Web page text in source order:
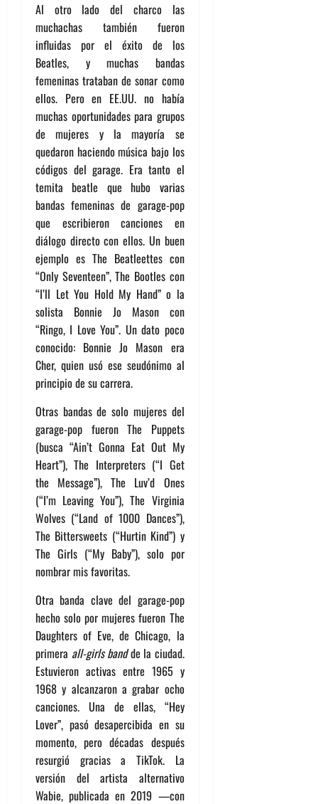
Al otro lado del charco las
muchachas también fueron
influidas por el éxito de los
Beatles, y muchas bandas
femeninas trataban de sonar como
ellos. Pero en EE.UU. no había
muchas oportunidades para grupos
de mujeres y la mayoría se
quedaron haciendo música bajo los
códigos del garage. Era tanto el
temita beatle que hubo varias
bandas femeninas de garage-pop
que escribieron canciones en
diálogo directo con ellos. Un buen
ejemplo es The Beatleettes con
“Only Seventeen”, The Bootles con
“I’ll Let You Hold My Hand” o la
solista Bonnie Jo Mason con
“Ringo, I Love You”. Un dato poco
conocido: Bonnie Jo Mason era
Cher, quien usó ese seudónimo al
principio de su carrera.
Otras bandas de solo mujeres del
garage-pop fueron The Puppets
(busca “Ain’t Gonna Eat Out My
Heart”), The Interpreters (“I Get
the Message”), The Luv’d Ones
(“I’m Leaving You”), The Virginia
Wolves (“Land of 1000 Dances”),
The Bittersweets (“Hurtin Kind”) y
The Girls (“My Baby”), solo por
nombrar mis favoritas.
Otra banda clave del garage-pop
hecho solo por mujeres fueron The
Daughters of Eve, de Chicago, la
primera all-girls bandde la ciudad.
Estuvieron activas entre 1965 y
1968 y alcanzaron a grabar ocho
canciones. Una de ellas, “Hey
Lover”, pasó desapercibida en su
momento, pero décadas después
resurgió gracias a TikTok. La
versión del artista alternativo
Wabie, publicada en 2019 —con